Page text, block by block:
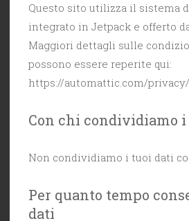
Questo sito utilizza il sistema
integrato in Jetpack e offerto
Maggiori dettagli sulle
possono essere reperite qui:
https://automattic.com/privacy/
Con chi condividiamo
Non condividiamo i tuoi dati
Per quanto tempo
dati